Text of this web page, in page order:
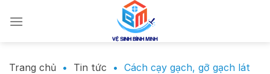
đến
Trang chủ • Tin tức • Cách cạy gạch, gỡ gạch lát